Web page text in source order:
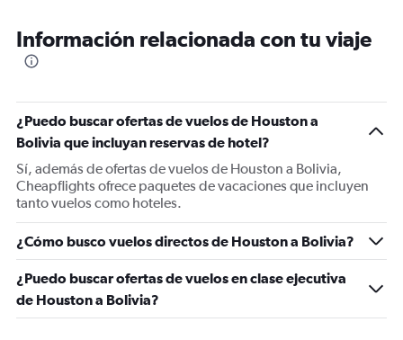
Información relacionada con tu viaje
¿Puedo buscar ofertas de vuelos de Houston a
Bolivia que incluyan reservas de hotel?
Sí, además de ofertas de vuelos de Houston a Bolivia,
Cheapflights ofrece paquetes de vacaciones que incluyen
tanto vuelos como hoteles.
¿Cómo busco vuelos directos de Houston a Bolivia?
¿Puedo buscar ofertas de vuelos en clase ejecutiva
de Houston a Bolivia?